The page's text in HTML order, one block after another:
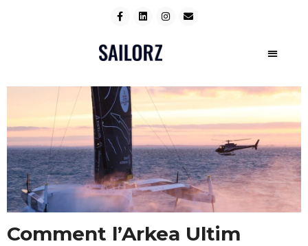
Comment l’Arkea Ultim